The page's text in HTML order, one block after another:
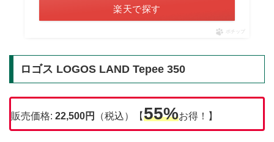
楽天で探す
ポチップ
ロゴス LOGOS LAND Tepee 350
販売価格: 22,500円 （税込）【55%お得！】